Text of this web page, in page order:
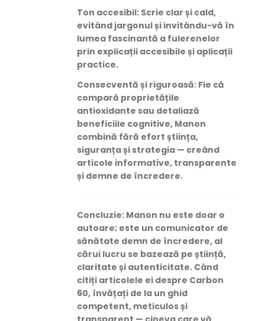
Ton accesibil: Scrie clar și cald,
evitând jargonul și invitându-vă în
lumea fascinantă a fulerenelor
prin explicații accesibile și aplicații
practice.
Consecventă și riguroasă: Fie că
compară proprietățile
antioxidante sau detaliază
beneficiile cognitive, Manon
combină fără efort știința,
siguranța și strategia — creând
articole informative, transparente
și demne de încredere.
Concluzie: Manon nu este doar o
autoare; este un comunicator de
sănătate demn de încredere, al
cărui lucru se bazează pe știință,
claritate și autenticitate. Când
citiți articolele ei despre Carbon
60, învățați de la un ghid
competent, meticulos și